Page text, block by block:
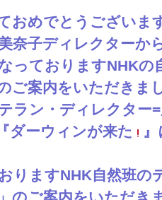
おめでとうございま
奈子ディレクターか
っておりますNHKの
ご案内をいただきま
ラン・ディレクター
ダーウィンが来た
りますNHK自然班の